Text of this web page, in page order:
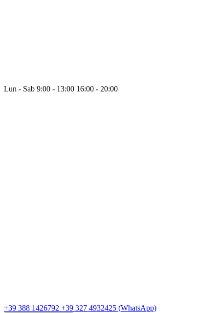
Lun - Sab 9:00 - 13:00 16:00 - 20:00
+39 388 1426792 +39 327 4932425 (WhatsApp)